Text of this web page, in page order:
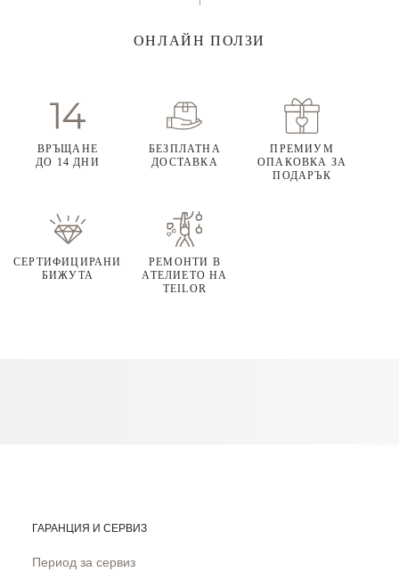
ОНЛАЙН ПОЛЗИ
ВРЪЩАНЕ
ДО 14 ДНИ
БЕЗПЛАТНА
ДОСТАВКА
ПРЕМИУМ
ОПАКОВКА ЗА
ПОДАРЪК
СЕРТИФИЦИРАНИ
БИЖУТА
РЕМОНТИ В
АТЕЛИЕТО НА
TEILOR
ГАРАНЦИЯ И СЕРВИЗ
Период за сервиз